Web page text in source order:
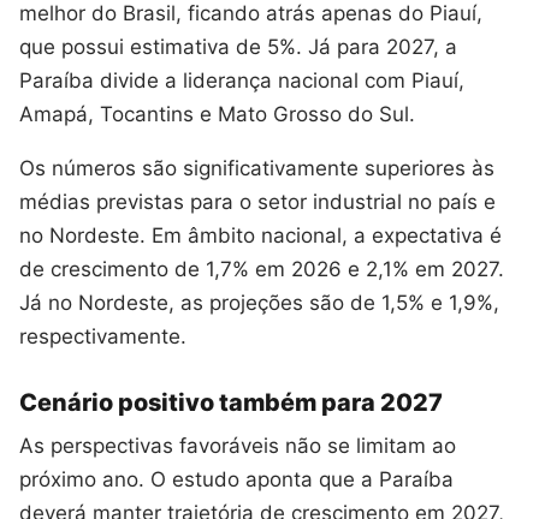
melhor do Brasil, ficando atrás apenas do Piauí,
que possui estimativa de 5%. Já para 2027, a
Paraíba divide a liderança nacional com Piauí,
Amapá, Tocantins e Mato Grosso do Sul.
Os números são significativamente superiores às
médias previstas para o setor industrial no país e
no Nordeste. Em âmbito nacional, a expectativa é
de crescimento de 1,7% em 2026 e 2,1% em 2027.
Já no Nordeste, as projeções são de 1,5% e 1,9%,
respectivamente.
Cenário positivo também para 2027
As perspectivas favoráveis não se limitam ao
próximo ano. O estudo aponta que a Paraíba
deverá manter trajetória de crescimento em 2027,